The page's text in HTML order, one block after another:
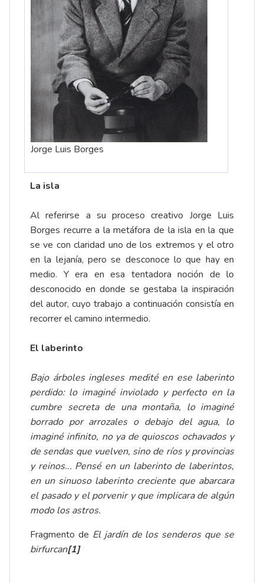
Jorge Luis Borges
La isla
Al referirse a su proceso creativo Jorge Luis
Borges recurre a la metáfora de la isla en la que
se ve con claridad uno de los extremos y el otro
en la lejanía, pero se desconoce lo que hay en
medio. Y era en esa tentadora noción de lo
desconocido en donde se gestaba la inspiración
del autor, cuyo trabajo a continuación consistía en
recorrer el camino intermedio.
El laberinto
Bajo árboles ingleses medité en ese laberinto
perdido: lo imaginé inviolado y perfecto en la
cumbre secreta de una montaña, lo imaginé
borrado por arrozales o debajo del agua, lo
imaginé infinito, no ya de quioscos ochavados y
de sendas que vuelven, sino de ríos y provincias
y reinos... Pensé en un laberinto de laberintos,
en un sinuoso laberinto creciente que abarcara
el pasado y el porvenir y que implicara de algún
modo los astros.
Fragmento de El jardín de los senderos que se
birfurcan[1]